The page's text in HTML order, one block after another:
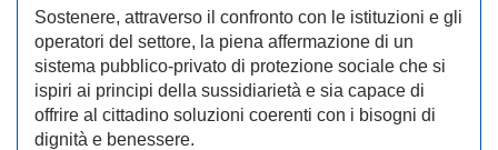
Sostenere, attraverso il confronto con le istituzioni e gli
operatori del settore, la piena affermazione di un
sistema pubblico-privato di protezione sociale che si
ispiri ai principi della sussidiarietà e sia capace di
offrire al cittadino soluzioni coerenti con i bisogni di
dignità e benessere.